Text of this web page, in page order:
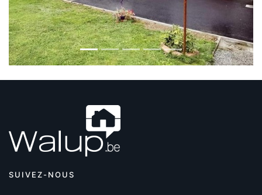
SUIVEZ-NOUS